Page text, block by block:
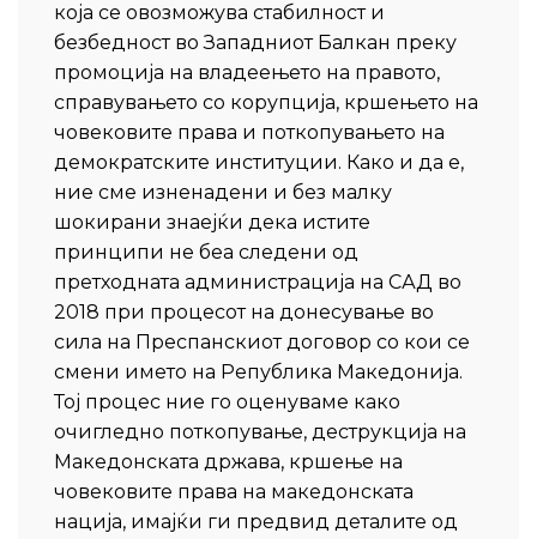
која се овозможува стабилност и
безбедност во Западниот Балкан преку
промоција на владеењето на правото,
справувањето со корупција, кршењето на
човековите права и поткопувањето на
демократските институции. Како и да е,
ние сме изненадени и без малку
шокирани знаејќи дека истите
принципи не беа следени од
претходната администрација на САД во
2018 при процесот на донесување во
сила на Преспанскиот договор со кои се
смени името на Република Македонија.
Тој процес ние го оценуваме како
очигледно поткопување, деструкција на
Македонската држава, кршење на
човековите права на македонската
нација, имајќи ги предвид деталите од